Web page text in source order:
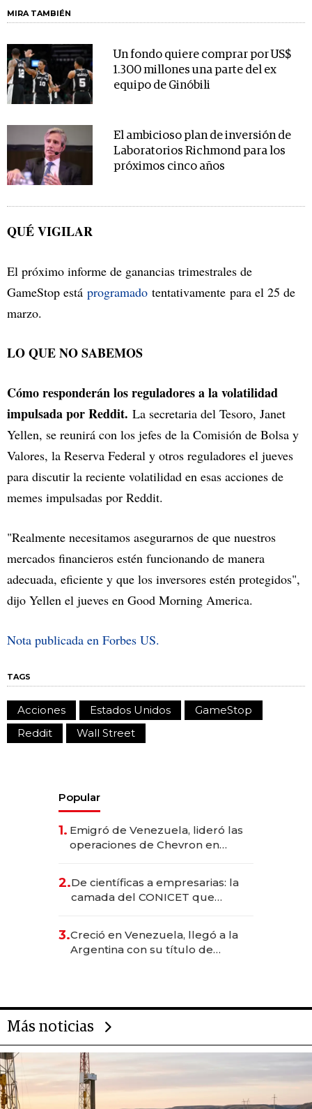
MIRA TAMBIÉN
Un fondo quiere comprar por US$
1.300 millones una parte del ex
equipo de Ginóbili
El ambicioso plan de inversión de
Laboratorios Richmond para los
próximos cinco años
QUÉ VIGILAR
El próximo informe de ganancias trimestrales de
GameStop está programado tentativamente para el 25 de
marzo.
LO QUE NO SABEMOS
Cómo responderán los reguladores a la volatilidad
impulsada por Reddit. La secretaria del Tesoro, Janet
Yellen, se reunirá con los jefes de la Comisión de Bolsa y
Valores, la Reserva Federal y otros reguladores el jueves
para discutir la reciente volatilidad en esas acciones de
memes impulsadas por Reddit.
"Realmente necesitamos asegurarnos de que nuestros
mercados financieros estén funcionando de manera
adecuada, eficiente y que los inversores estén protegidos",
dijo Yellen el jueves en Good Morning America.
Nota publicada en Forbes US.
TAGS
Acciones Estados Unidos
GameStop
Reddit
Wall Street
Popular
1. Emigró de Venezuela, lideró las
operaciones de Chevron en
2.De científicas a empresarias: la
camada del CONICET que
3.Creció en Venezuela, llegó a la
Argentina con su título de
Más noticias